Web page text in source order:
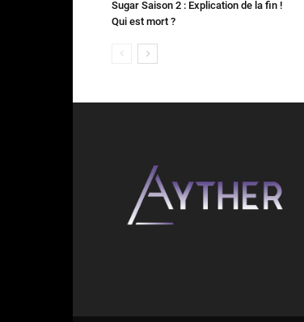
Sugar Saison 2 : Explication de la fin !
Qui est mort ?